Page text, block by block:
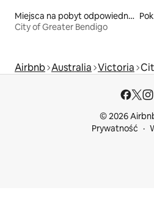
Miejsca na pobyt odpowiednie dla rodzin
City of Greater Bendigo
Airbnb Australia Victoria
© 2026
Prywatność